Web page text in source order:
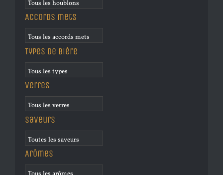
Accords mets
Types de bière
Verres
Saveurs
Arômes